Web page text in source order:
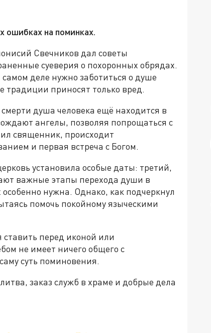
ошибках на поминках.
Свечников дал советы
суеверия о похоронных обрядах.
деле нужно заботиться о душе
традиции приносят только вред.
душа человека ещё находится в
ангелы, позволяя попрощаться с
священник, происходит
и первая встреча с Богом.
установила особые даты: третий,
важные этапы перехода души в
нужна. Однако, как подчеркнул
помочь покойному языческими
перед иконой или
не имеет ничего общего с
суть поминовения.
заказ служб в храме и добрые дела